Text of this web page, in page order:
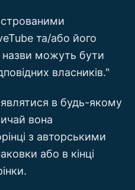
та/або його
назви можуть бути
власників."
в будь-якому
вона
з авторськими
або в кінці